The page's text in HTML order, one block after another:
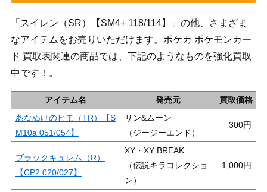
「スイレン（SR）【SM4+ 118/114】」の他、さまざま
なアイテムをお売りいただけます。ポケカ ポケモンカー
ド 買取表関連の商品では、下記のようなものを強化買取
中です！。
アイテム名 発売元
買取価格
あなぬけのヒモ（TR）【S
M10a 051/054】
サン&ムーン
（ジージーエンド）
300
ブラックキュレム（R）
【CP2 020/027】
XY・XY BREAK
（伝説キラコレクショ
ン）
1,000